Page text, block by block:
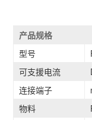
产品规格
型号
可支援电流
连接端子
物料